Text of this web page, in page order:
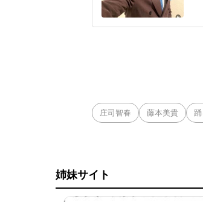
庄司智春 藤本美貴
姉妹サイト